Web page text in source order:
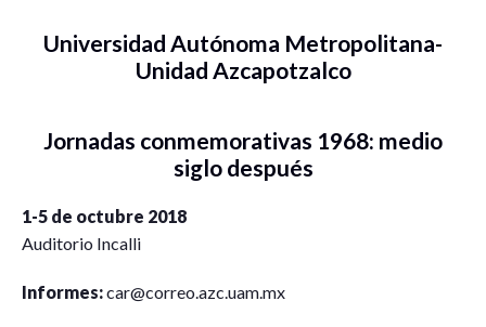
Universidad Autónoma Metropolitana-
Unidad Azcapotzalco
Jornadas conmemorativas 1968: medio
siglo después
1-5 de octubre 2018
Auditorio Incalli
Informes:car@correo.azc.uam.mx